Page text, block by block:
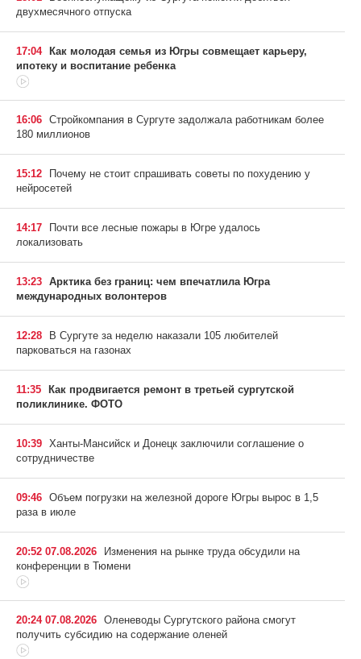
двухмесячного отпуска
17:04
Как молодая семья из Югры совмещает карьеру,
ипотеку и воспитание ребенка
16:06 Стройкомпания в Сургуте задолжала работникам более
180 миллионов
15:12
Почему не стоит спрашивать советы по похудению у
нейросетей
14:17
Почти все лесные пожары в Югре удалось
локализовать
13:23 Арктика без границ: чем впечатлила Югра
международных волонтеров
12:28
В Сургуте за неделю наказали 105 любителей
парковаться на газонах
11:35
Как продвигается ремонт в третьей сургутской
поликлинике. ФОТО
10:39 Ханты-Мансийск и Донецк заключили соглашение о
сотрудничестве
09:46 Объем погрузки на железной дороге Югры вырос в 1,5
раза в июле
20:52 07.08.2026
Изменения на рынке труда обсудили на
конференции в Тюмени
20:24 07.08.2026 Оленеводы Сургутского района смогут
получить субсидию на содержание оленей